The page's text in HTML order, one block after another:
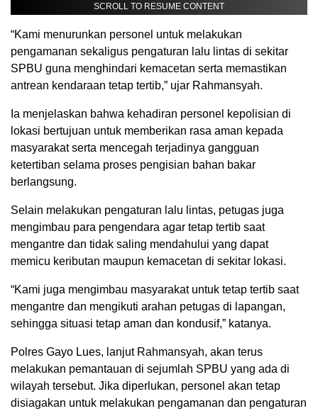
SCROLL TO RESUME CONTENT
“Kami menurunkan personel untuk melakukan
pengamanan sekaligus pengaturan lalu lintas di sekitar
SPBU guna menghindari kemacetan serta memastikan
antrean kendaraan tetap tertib,” ujar Rahmansyah.
Ia menjelaskan bahwa kehadiran personel kepolisian di
lokasi bertujuan untuk memberikan rasa aman kepada
masyarakat serta mencegah terjadinya gangguan
ketertiban selama proses pengisian bahan bakar
berlangsung.
Selain melakukan pengaturan lalu lintas, petugas juga
mengimbau para pengendara agar tetap tertib saat
mengantre dan tidak saling mendahului yang dapat
memicu keributan maupun kemacetan di sekitar lokasi.
“Kami juga mengimbau masyarakat untuk tetap tertib saat
mengantre dan mengikuti arahan petugas di lapangan,
sehingga situasi tetap aman dan kondusif,” katanya.
Polres Gayo Lues, lanjut Rahmansyah, akan terus
melakukan pemantauan di sejumlah SPBU yang ada di
wilayah tersebut. Jika diperlukan, personel akan tetap
disiagakan untuk melakukan pengamanan dan pengaturan